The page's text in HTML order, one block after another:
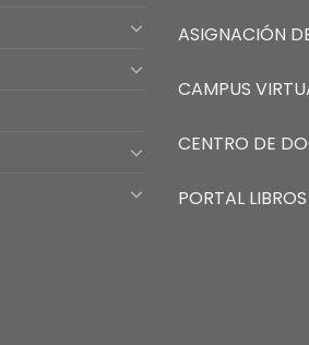
ASIGNACIÓN
CAMPUS
CENTRO DE
PORTAL